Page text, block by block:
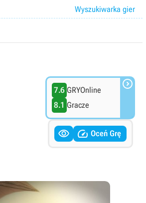
Wyszukiwarka gier
7.6 GRYOnline
8.1 Gracze

  Oceń Grę